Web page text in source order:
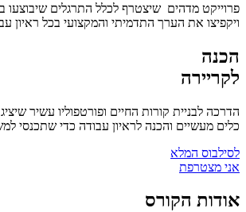
פרוייקט מדהים שיצטרף לכלל התרגלים שיבוצעו
ויקפיצו את הערך התדמיתי והמקצועי בכל ראיון
הכנה
לקריירה
הדרכה לבניית קורות החיים ופורטפוליו עשיר
כלים מעשיים והכנה לראיון עבודה כדי שתכנסי
לסילבוס המלא
אני מצטרפת
אודות הקורס